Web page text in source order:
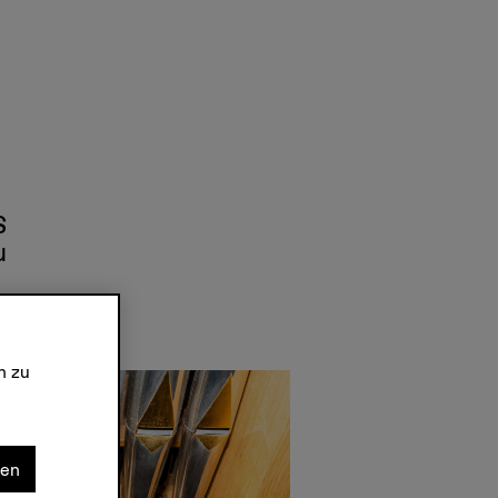
zu